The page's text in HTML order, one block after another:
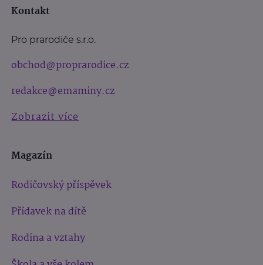
Kontakt
Pro prarodiče s.r.o.
obchod@proprarodice.cz
redakce@emaminy.cz
Zobrazit více
Magazín
Rodičovský příspěvek
Přídavek na dítě
Rodina a vztahy